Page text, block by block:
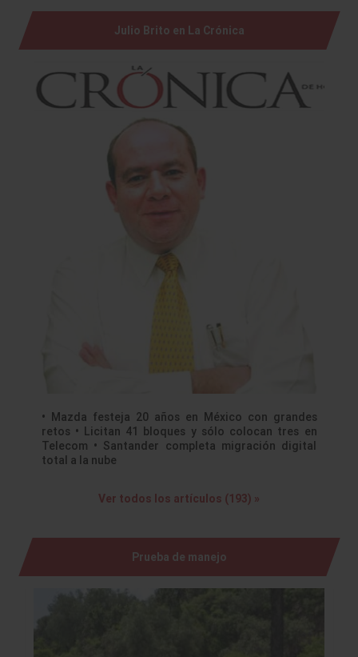
Julio Brito en La Crónica
• Mazda festeja 20 años en México con grandes
retos • Licitan 41 bloques y sólo colocan tres en
Telecom • Santander completa migración digital
total a la nube
Ver todos los artículos (193) »
Prueba de manejo